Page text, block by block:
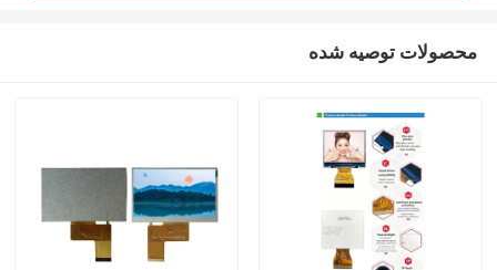
محصولات توصیه شده